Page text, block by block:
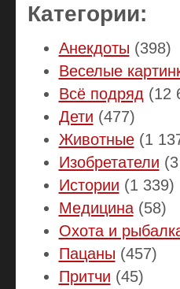
Категории:
Анекдоты (398)
Веселые
Всё подряд (12
Дети (477)
Животные(1
Изобретатели
Истории (1 339)
Медицина(58)
Охота и
Пацаны (457)
Притчи (45)